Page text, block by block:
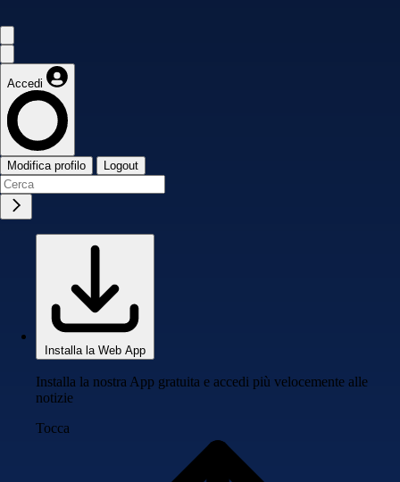
Accedi
Modifica profilo Logout
Installa la Web App
Installa la nostra App gratuita e accedi più velocemente alle
notizie
Tocca